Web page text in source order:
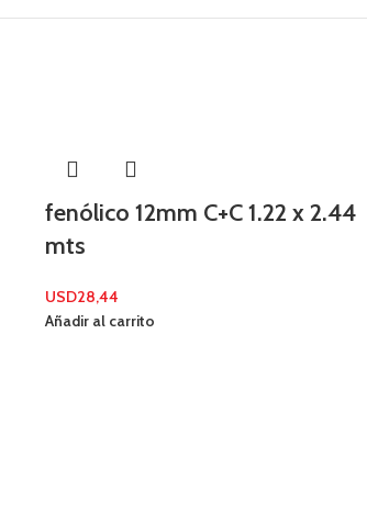
fenólico 12mm C+C 1.22 x 2.44
mts
USD28,44
Añadir al carrito